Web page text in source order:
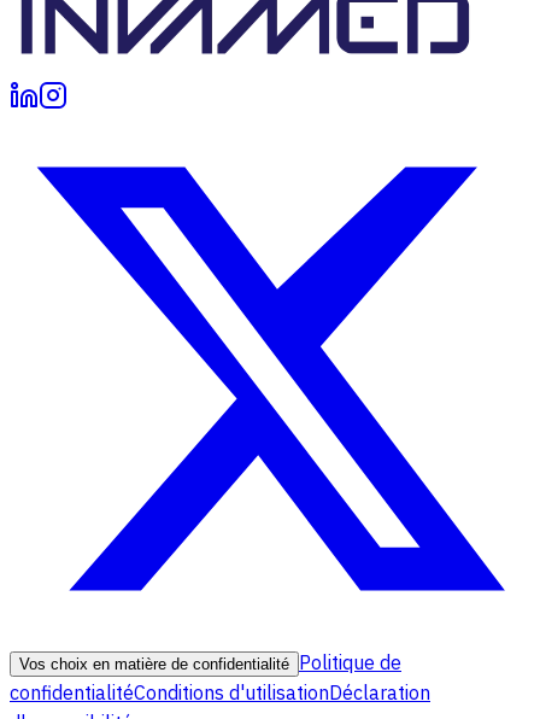
Vos choix en matière de confidentialité Politique de
confidentialitéConditions d'utilisationDéclaration